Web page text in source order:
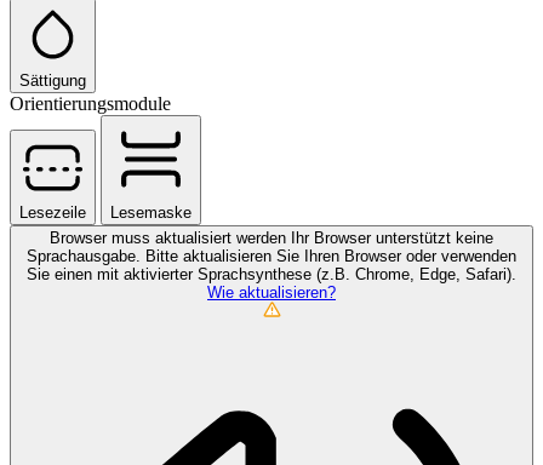
Sättigung
Orientierungsmodule
Lesezeile
Lesemaske
Browser muss aktualisiert werden Ihr Browser unterstützt keine
Sprachausgabe. Bitte aktualisieren Sie Ihren Browser oder verwenden
Sie einen mit aktivierter Sprachsynthese (z.B. Chrome, Edge, Safari).
Wie aktualisieren?